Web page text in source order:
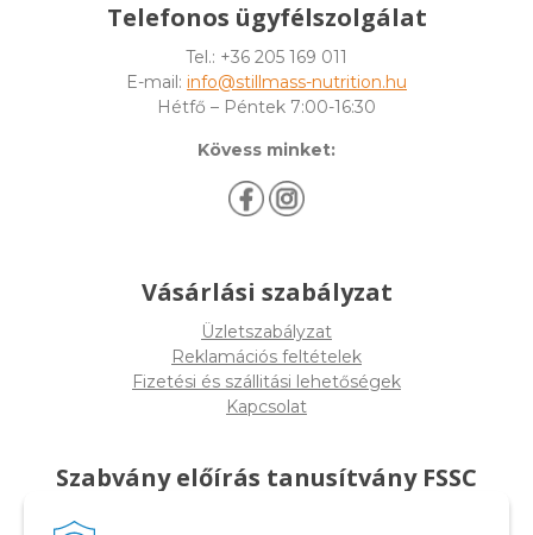
Telefonos ügyfélszolgálat
Tel.: +36 205 169 011
E-mail: info@stillmass-nutrition.hu
Hétfő – Péntek 7:00-16:30
Kövess minket:
Vásárlási szabályzat
Üzletszabályzat
Reklamációs feltételek
Fizetési és szállitási lehetőségek
Kapcsolat
Szabvány előírás tanusítvány FSSC